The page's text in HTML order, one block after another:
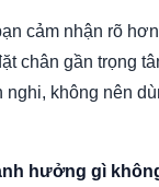
cảm nhận rõ
chân gần trọng
nghi, không nên
hưởng gì